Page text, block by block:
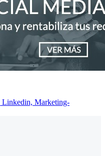
Linkedin, Marketing-